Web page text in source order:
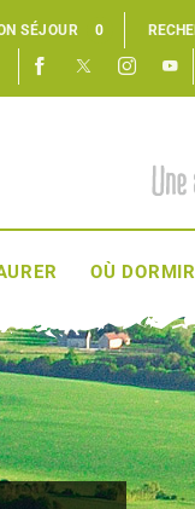
SÉJOUR 0
OÙ DORMIR